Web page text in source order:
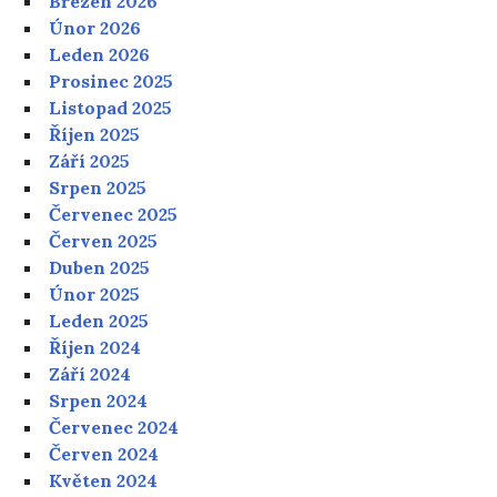
Únor 2026
Leden 2026
Prosinec 2025
Listopad 2025
Říjen 2025
Září 2025
Srpen 2025
Červenec 2025
Červen 2025
Duben 2025
Únor 2025
Leden 2025
Říjen 2024
Září 2024
Srpen 2024
Červenec 2024
Červen 2024
Květen 2024